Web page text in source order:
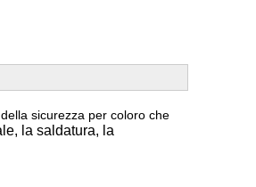
sicurezza per coloro che
la saldatura, la